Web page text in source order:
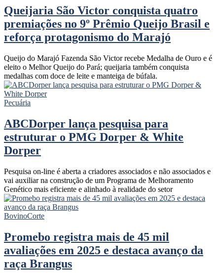
Queijaria São Victor conquista quatro
premiações no 9º Prêmio Queijo Brasil e
reforça protagonismo do Marajó
Queijo do Marajó Fazenda São Victor recebe Medalha de Ouro e é
eleito o Melhor Queijo do Pará; queijaria também conquista
medalhas com doce de leite e manteiga de búfala.
Pecuária
ABCDorper lança pesquisa para
estruturar o PMG Dorper & White
Dorper
Pesquisa on-line é aberta a criadores associados e não associados e
vai auxiliar na construção de um Programa de Melhoramento
Genético mais eficiente e alinhado à realidade do setor
BovinoCorte
Promebo registra mais de 45 mil
avaliações em 2025 e destaca avanço da
raça Brangus